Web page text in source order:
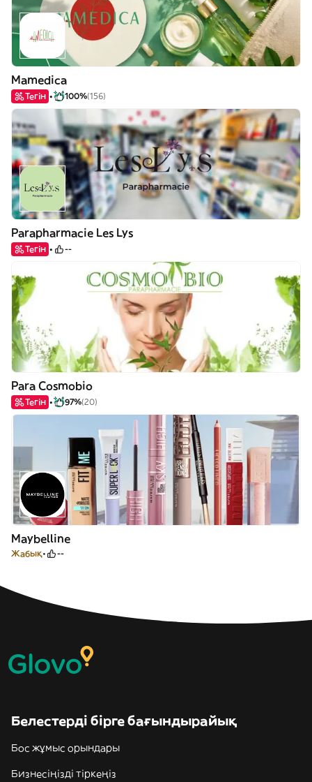
Mamedica
Тегін 100%(156)
Parapharmacie Les Lys
Тегін --
Para Cosmobio
Тегін 97%(20)
Maybelline
Жабық --
Белестерді бірге бағындырайық
Бос жұмыс орындары
Бизнесіңізді тіркеңіз